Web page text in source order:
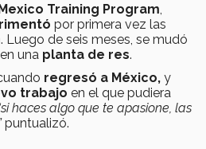
Training Program
por primera vez las
. Luego de seis meses, se mudó
una planta de res.
regresó a México, y
trabajo en el que pudiera
haces algo que te apasione, las
puntualizó.